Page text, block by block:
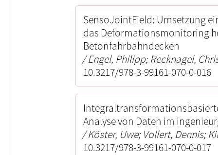
SensoJointField: Umsetzung
das Deformationsmonitoring
Betonfahrbahndecken
Engel, Philipp; Recknagel,
10.3217/978-3-99161-070-0-016
Analyse von Daten im
Köster, Uwe; Vollert, Dennis;
10.3217/978-3-99161-070-0-017